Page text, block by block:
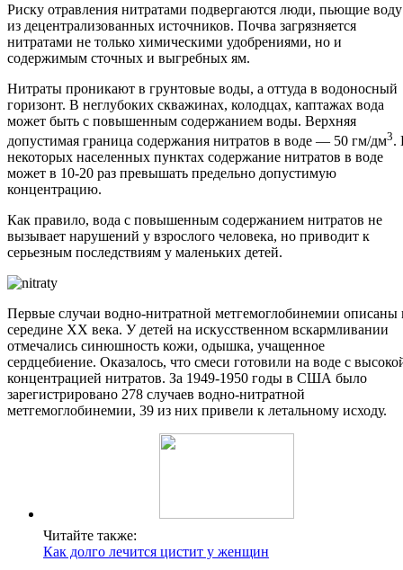
Риску отравления нитратами подвергаются люди, пьющие воду
из децентрализованных источников. Почва загрязняется
нитратами не только химическими удобрениями, но и
содержимым сточных и выгребных ям.
Нитраты проникают в грунтовые воды, а оттуда в водоносный
горизонт. В неглубоких скважинах, колодцах, каптажах вода
может быть с повышенным содержанием воды. Верхняя
допустимая граница содержания нитратов в воде — 50 гм/дм3.
некоторых населенных пунктах содержание нитратов в воде
может в 10-20 раз превышать предельно допустимую
концентрацию.
Как правило, вода с повышенным содержанием нитратов не
вызывает нарушений у взрослого человека, но приводит к
серьезным последствиям у маленьких детей.
Первые случаи водно-нитратной метгемоглобинемии описаны
середине ХХ века. У детей на искусственном вскармливании
отмечались синюшность кожи, одышка, учащенное
сердцебиение. Оказалось, что смеси готовили на воде с
концентрацией нитратов. За 1949-1950 годы в США было
зарегистрировано 278 случаев водно-нитратной
метгемоглобинемии, 39 из них привели к летальному исходу.
Читайте также:
Как долго лечится цистит у женщин